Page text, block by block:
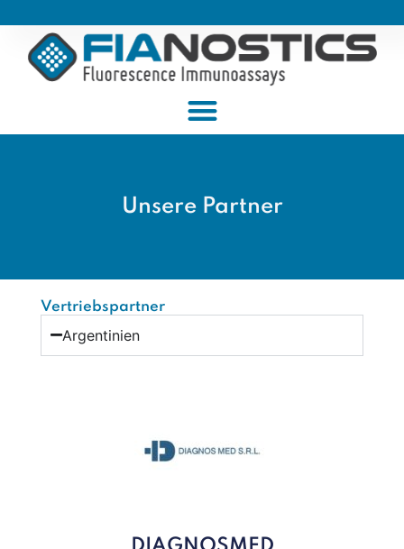
Unsere Partner
Vertriebspartner
Argentinien